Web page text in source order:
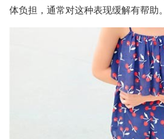
体负担，通常对这种表现缓解有帮助。